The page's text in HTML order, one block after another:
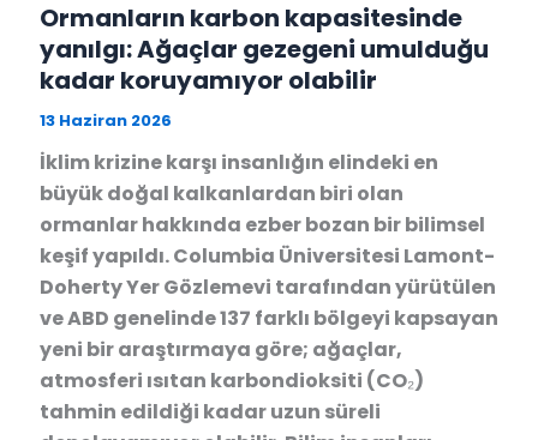
Ormanların karbon kapasitesinde
yanılgı: Ağaçlar gezegeni umulduğu
kadar koruyamıyor olabilir
13 Haziran 2026
İklim krizine karşı insanlığın elindeki en
büyük doğal kalkanlardan biri olan
ormanlar hakkında ezber bozan bir bilimsel
keşif yapıldı. Columbia Üniversitesi Lamont-
Doherty Yer Gözlemevi tarafından yürütülen
ve ABD genelinde 137 farklı bölgeyi kapsayan
yeni bir araştırmaya göre; ağaçlar,
atmosferi ısıtan karbondioksiti (CO₂)
tahmin edildiği kadar uzun süreli